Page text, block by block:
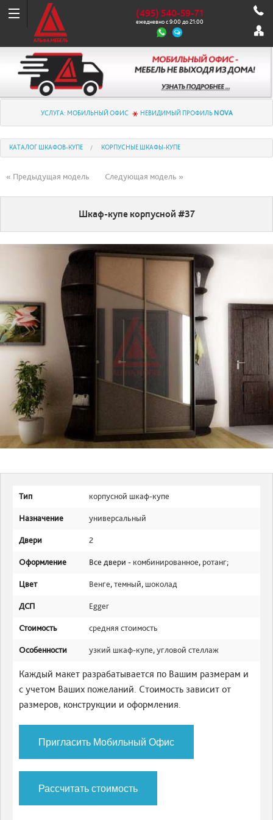
(495) 540-59-71
ежедневно с 9:00 до 21:00
УСЛУГА: МОБИЛЬНЫЙ ОФИС НЕВИДИМЫЙ ПРОФИЛЬ NOVA
КАТАЛОГ ШКАФОВ-КУПЕ КОРПУСНЫЕ ШКАФЫ-КУПЕ
« Предыдущая модель Следующая модель »
Шкаф-купе корпусной #37
Тип корпусной шкаф-купе
Назначение универсальный
Двери 2
Оформление Все двери - комбинированное, ротанг;
Цвет Венге,темный, шоколад
ДСП Egger
Стоимость средняя стоимость
Особенности узкий шкаф-купе,угловой стеллаж
Каждый макет разрабатывается по Вашим размерам и
с учетом Ваших пожеланий. Стоимость зависит от
размеров, конструкции и оформления.
Пригласить Мобильный Офис
Рассчитать стоимость